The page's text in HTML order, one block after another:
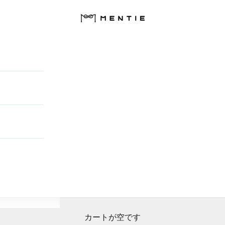
MENTIE【メンタイ】
カートが空です